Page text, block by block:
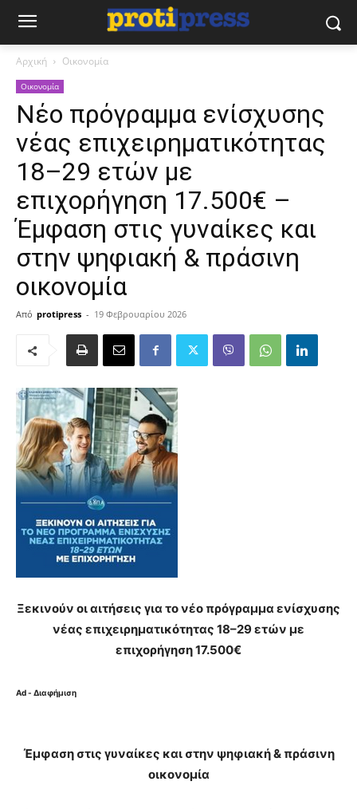
Αρχική Οικονομία
Οικονομία
Nέο πρόγραμμα ενίσχυσης
νέας επιχειρηματικότητας
18–29 ετών με
επιχορήγηση 17.500€ –
Έμφαση στις γυναίκες και
στην ψηφιακή & πράσινη
οικονομία
Από protipress - 19 Φεβρουαρίου 2026
Ξεκινούν οι αιτήσεις για το νέο πρόγραμμα ενίσχυσης
νέας επιχειρηματικότητας 18–29 ετών με
επιχορήγηση 17.500€
Ad - Διαφήμιση
Έμφαση στις γυναίκες και στην ψηφιακή & πράσινη
οικονομία